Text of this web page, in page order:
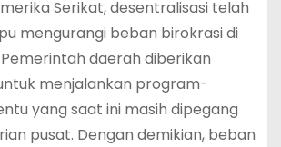
Serikat, desentralisasi telah
mengurangi beban birokrasi di
daerah diberikan
menjalankan program-
yang saat ini masih dipegang
pusat. Dengan demikian, beban